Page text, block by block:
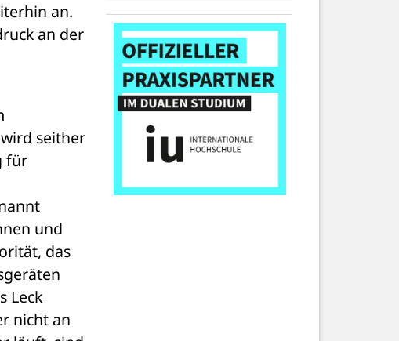
an der
seither
für
und
das
Leck
nicht an